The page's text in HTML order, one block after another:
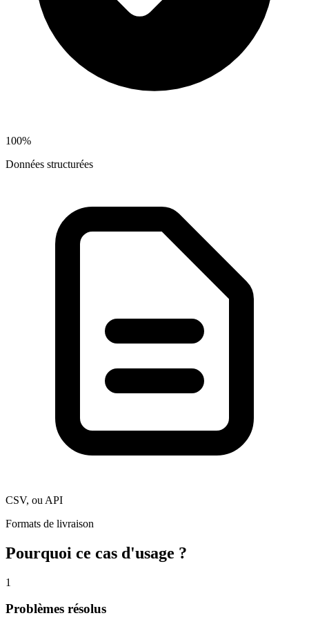
100%
Données structurées
CSV, ou API
Formats de livraison
Pourquoi ce cas d'usage ?
1
Problèmes résolus